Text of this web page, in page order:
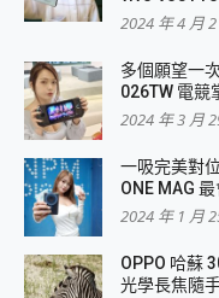
2024 年 4 月
多個願望一
026TW 電競
2024 年 3 月
一吸完美對
ONE MAG
2024 年 1 月
OPPO 哈蘇
光學長焦隨